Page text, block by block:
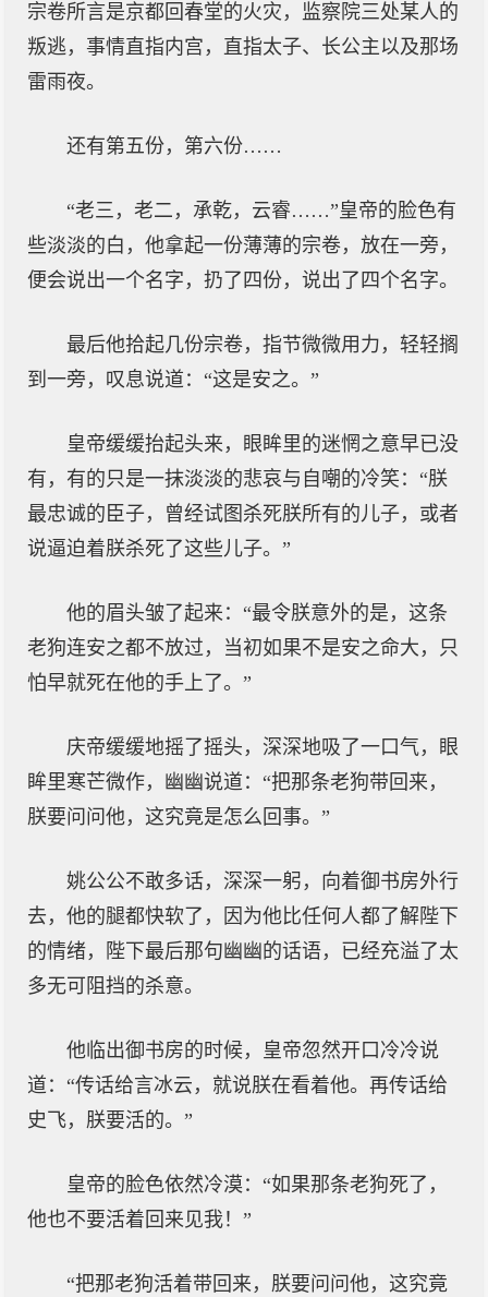
宗卷所言是京都回春堂的火灾，监察院三处某人的
叛逃，事情直指内宫，直指太子、长公主以及那场
雷雨夜。
还有第五份，第六份……
“老三，老二，承乾，云睿……”皇帝的脸色有
些淡淡的白，他拿起一份薄薄的宗卷，放在一旁，
便会说出一个名字，扔了四份，说出了四个名字。
最后他拾起几份宗卷，指节微微用力，轻轻搁
到一旁，叹息说道：“这是安之。”
皇帝缓缓抬起头来，眼眸里的迷惘之意早已没
有，有的只是一抹淡淡的悲哀与自嘲的冷笑：“朕
最忠诚的臣子，曾经试图杀死朕所有的儿子，或者
说逼迫着朕杀死了这些儿子。”
他的眉头皱了起来：“最令朕意外的是，这条
老狗连安之都不放过，当初如果不是安之命大，只
怕早就死在他的手上了。”
庆帝缓缓地摇了摇头，深深地吸了一口气，眼
眸里寒芒微作，幽幽说道：“把那条老狗带回来，
朕要问问他，这究竟是怎么回事。”
姚公公不敢多话，深深一躬，向着御书房外行
去，他的腿都快软了，因为他比任何人都了解陛下
的情绪，陛下最后那句幽幽的话语，已经充溢了太
多无可阻挡的杀意。
他临出御书房的时候，皇帝忽然开口冷冷说
道：“传话给言冰云，就说朕在看着他。再传话给
史飞，朕要活的。”
皇帝的脸色依然冷漠：“如果那条老狗死了，
他也不要活着回来见我！”
“把那老狗活着带回来，朕要问问他，这究竟